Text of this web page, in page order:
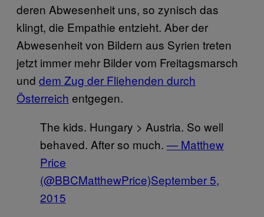
deren Abwesenheit uns, so zynisch das
klingt, die Empathie entzieht. Aber der
Abwesenheit von Bildern aus Syrien treten
jetzt immer mehr Bilder vom Freitagsmarsch
und dem Zug der Fliehenden durch
Österreich entgegen.
The kids. Hungary > Austria. So well
behaved. After so much. — Matthew
Price
(@BBCMatthewPrice)September 5,
2015